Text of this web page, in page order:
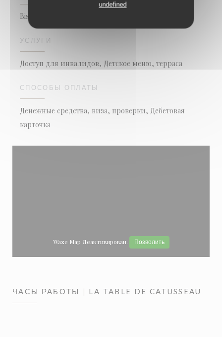
undefined
Bistronomy
УСЛУГИ
Доступ для инвалидов, Детское меню, терраса
СПОСОБЫ ОПЛАТЫ
Денежные средства, виза, проверки, Дебетовая
карточка
Waze Map Деактивирован. Позволить
ЧАСЫ РАБОТЫ LA TABLE DE CATUSSEAU